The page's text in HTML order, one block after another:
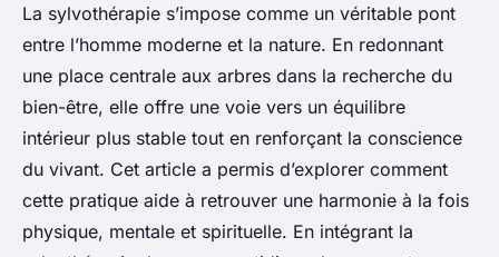
La sylvothérapie s’impose comme un véritable pont
entre l’homme moderne et la nature. En redonnant
une place centrale aux arbres dans la recherche du
bien-être, elle offre une voie vers un équilibre
intérieur plus stable tout en renforçant la conscience
du vivant. Cet article a permis d’explorer comment
cette pratique aide à retrouver une harmonie à la fois
physique, mentale et spirituelle. En intégrant la